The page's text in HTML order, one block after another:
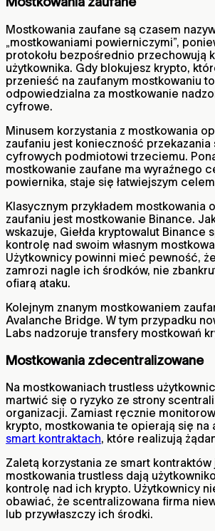
Mostkowania zaufane są czasem
„mostkowaniami powierniczymi”,
protokołu bezpośrednio przechowują
użytkownika. Gdy blokujesz krypto,
przenieść na zaufanym mostkowaniu
odpowiedzialna za mostkowanie
cyfrowe.
Minusem korzystania z mostkowania
zaufaniu jest konieczność przekazania
cyfrowych podmiotowi trzeciemu.
mostkowanie zaufane ma wyraźnego
powiernika, staje się łatwiejszym
Klasycznym przykładem mostkowania
zaufaniu jest mostkowanie Binance.
wskazuje, Giełda kryptowalut Binance
kontrolę nad swoim własnym
Użytkownicy powinni mieć pewność,
zamrozi nagle ich środków, nie
ofiarą ataku.
Kolejnym znanym mostkowaniem
Avalanche Bridge. W tym przypadku
Labs nadzoruje transfery mostkowań
Mostkowania zdecentralizowane
Na mostkowaniach trustless
martwić się o ryzyko ze strony
organizacji. Zamiast ręcznie
krypto, mostkowania te opierają się na
smart kontraktach, które realizują
Zaletą korzystania ze smart kontraktów
mostkowania trustless dają
kontrolę nad ich krypto. Użytkownicy
obawiać, że scentralizowana firma
lub przywłaszczy ich środki.